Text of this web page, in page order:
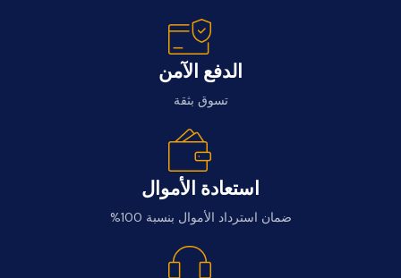
الدفع الآمن
تسوق بثقة
استعادة الأموال
ضمان استرداد الأموال بنسبة 100%